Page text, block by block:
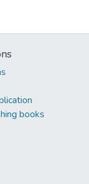
books